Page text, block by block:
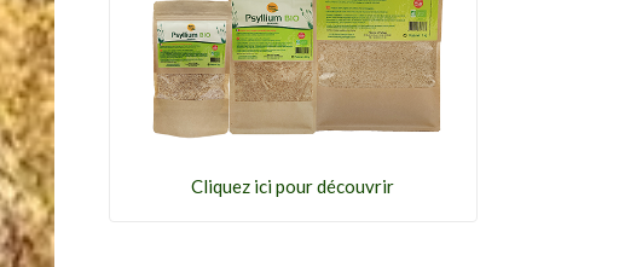
Cliquez ici pour découvrir